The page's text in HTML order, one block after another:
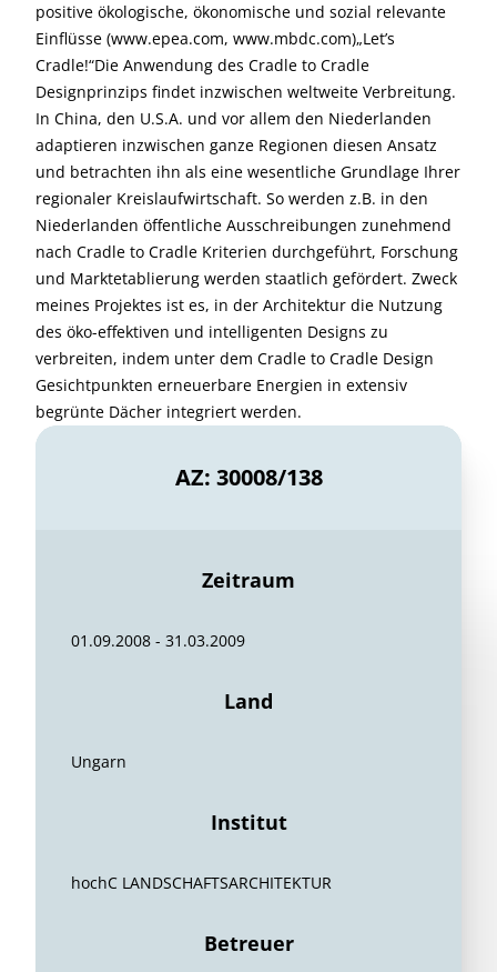
positive ökologische, ökonomische und sozial relevante
Einflüsse (www.epea.com, www.mbdc.com)„Let’s
Cradle!“Die Anwendung des Cradle to Cradle
Designprinzips findet inzwischen weltweite Verbreitung.
In China, den U.S.A. und vor allem den Niederlanden
adaptieren inzwischen ganze Regionen diesen Ansatz
und betrachten ihn als eine wesentliche Grundlage Ihrer
regionaler Kreislaufwirtschaft. So werden z.B. in den
Niederlanden öffentliche Ausschreibungen zunehmend
nach Cradle to Cradle Kriterien durchgeführt, Forschung
und Marktetablierung werden staatlich gefördert. Zweck
meines Projektes ist es, in der Architektur die Nutzung
des öko-effektiven und intelligenten Designs zu
verbreiten, indem unter dem Cradle to Cradle Design
Gesichtpunkten erneuerbare Energien in extensiv
begrünte Dächer integriert werden.
AZ: 30008/138
Zeitraum
01.09.2008 - 31.03.2009
Land
Ungarn
Institut
hochC LANDSCHAFTSARCHITEKTUR
Betreuer